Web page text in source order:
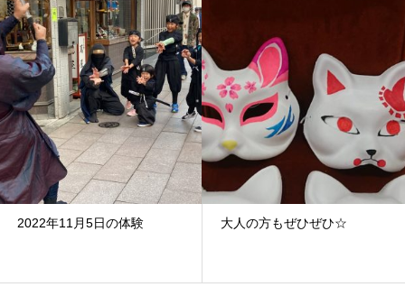
2022年11月5日の体験 大人の方もぜひぜひ☆